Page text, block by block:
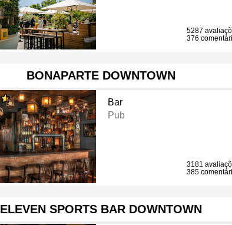
5287
376
BONAPARTE DOWNTOWN
Bar
Pub
3181
385
ELEVEN SPORTS BAR DOWNTOWN